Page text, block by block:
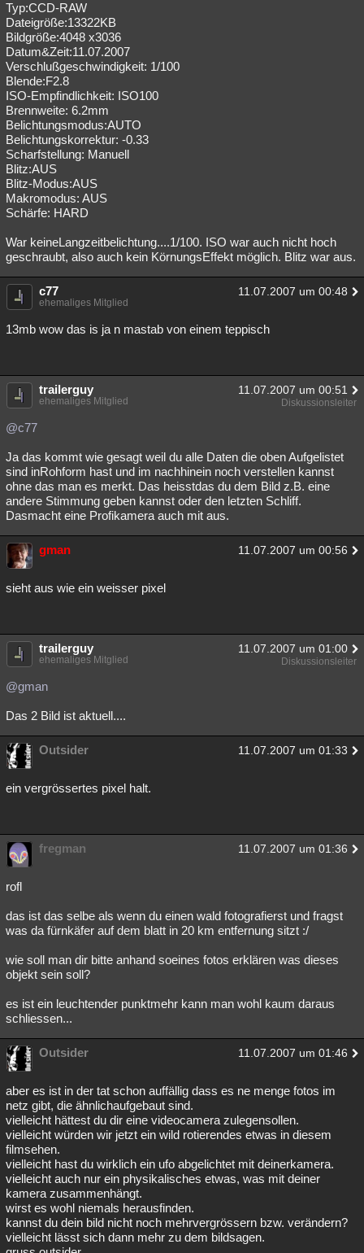
Typ:CCD-RAW
Dateigröße:13322KB
Bildgröße:4048 x3036
Datum&Zeit:11.07.2007
Verschlußgeschwindigkeit: 1/100
Blende:F2.8
ISO-Empfindlichkeit: ISO100
Brennweite: 6.2mm
Belichtungsmodus:AUTO
Belichtungskorrektur: -0.33
Scharfstellung: Manuell
Blitz:AUS
Blitz-Modus:AUS
Makromodus: AUS
Schärfe: HARD
War keineLangzeitbelichtung....1/100. ISO war auch nicht hoch
geschraubt, also auch kein KörnungsEffekt möglich. Blitz war aus.
c77 11.07.2007 um 00:48
ehemaliges Mitglied
13mb wow das is ja n mastab von einem teppisch
trailerguy 11.07.2007 um 00:51
ehemaliges Mitglied Diskussionsleiter
@c77
Ja das kommt wie gesagt weil du alle Daten die oben Aufgelistet
sind inRohform hast und im nachhinein noch verstellen kannst
ohne das man es merkt. Das heisstdas du dem Bild z.B. eine
andere Stimmung geben kannst oder den letzten Schliff.
Dasmacht eine Profikamera auch mit aus.
gman 11.07.2007 um 00:56
sieht aus wie ein weisser pixel
trailerguy 11.07.2007 um 01:00
ehemaliges Mitglied Diskussionsleiter
@gman
Das 2 Bild ist aktuell....
Outsider 11.07.2007 um 01:33
ein vergrössertes pixel halt.
fregman 11.07.2007 um 01:36
rofl
das ist das selbe als wenn du einen wald fotografierst und fragst
was da fürnkäfer auf dem blatt in 20 km entfernung sitzt :/
wie soll man dir bitte anhand soeines fotos erklären was dieses
objekt sein soll?
es ist ein leuchtender punktmehr kann man wohl kaum daraus
schliessen...
Outsider 11.07.2007 um 01:46
aber es ist in der tat schon auffällig dass es ne menge fotos im
netz gibt, die ähnlichaufgebaut sind.
vielleicht hättest du dir eine videocamera zulegensollen.
vielleicht würden wir jetzt ein wild rotierendes etwas in diesem
filmsehen.
vielleicht hast du wirklich ein ufo abgelichtet mit deinerkamera.
vielleicht auch nur ein physikalisches etwas, was mit deiner
kamera zusammenhängt.
wirst es wohl niemals herausfinden.
kannst du dein bild nicht noch mehrvergrössern bzw. verändern?
vielleicht lässt sich dann mehr zu dem bildsagen.